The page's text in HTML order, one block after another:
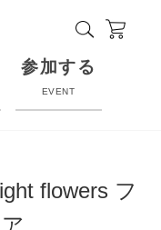
参加する
EVENT
flowers フ